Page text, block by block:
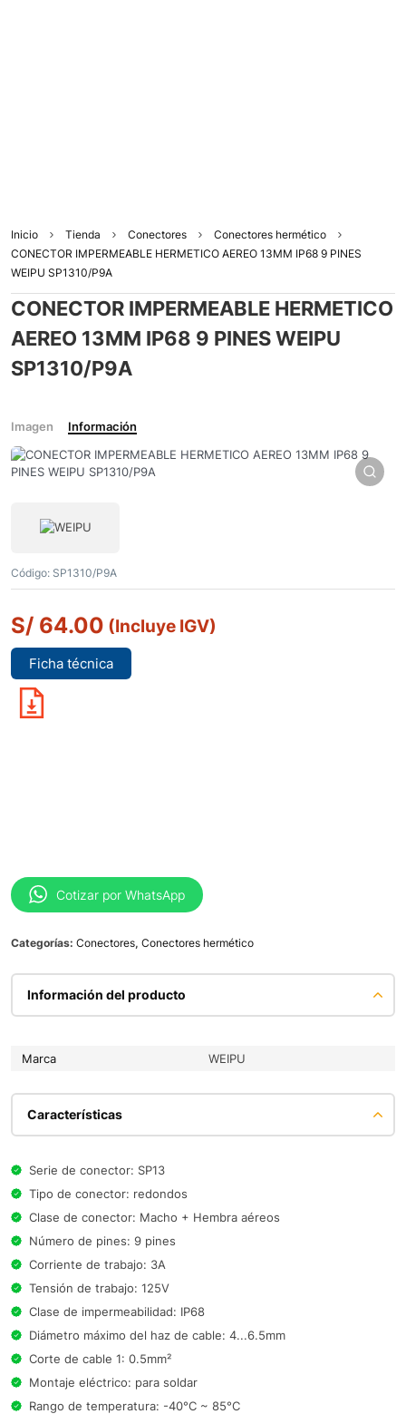
Inicio Tienda Conectores
Conectores hermético
CONECTOR IMPERMEABLE HERMETICO AEREO 13MM IP68 9 PINES
WEIPU SP1310/P9A
CONECTOR IMPERMEABLE HERMETICO
AEREO 13MM IP68 9 PINES WEIPU
SP1310/P9A
Imagen Información
Código: SP1310/P9A
S/ 64.00 (Incluye IGV)
Ficha técnica
Cotizar por WhatsApp
Categorías: Conectores, Conectores hermético
Información del producto
Marca WEIPU
Características
Serie de conector: SP13
Tipo de conector: redondos
Clase de conector: Macho + Hembra aéreos
Número de pines: 9 pines
Corriente de trabajo: 3A
Tensión de trabajo: 125V
Clase de impermeabilidad: IP68
Diámetro máximo del haz de cable: 4...6.5mm
Corte de cable 1: 0.5mm²
Montaje eléctrico: para soldar
Rango de temperatura: -40°C ~ 85°C